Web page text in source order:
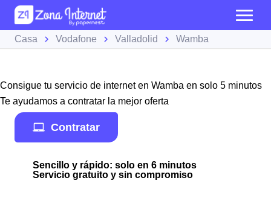
Casa Vodafone Valladolid Wamba
Consigue tu servicio de internet en Wamba en solo 5 minutos
Te ayudamos a contratar la mejor oferta
Contratar
Sencillo y rápido: solo en 6 minutos
Servicio gratuito y sin compromiso